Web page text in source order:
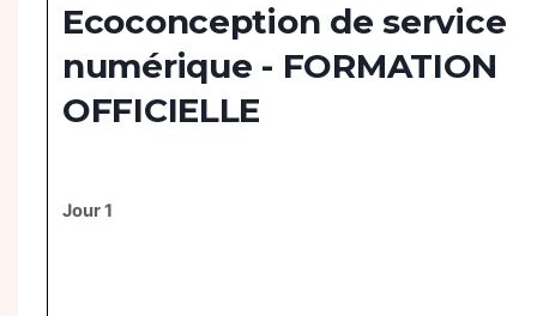
Ecoconception de service
numérique - FORMATION
OFFICIELLE
Jour 1